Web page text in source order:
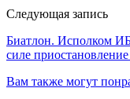
Следующая запись
Биатлон. Исполком
силе
Вам также могут